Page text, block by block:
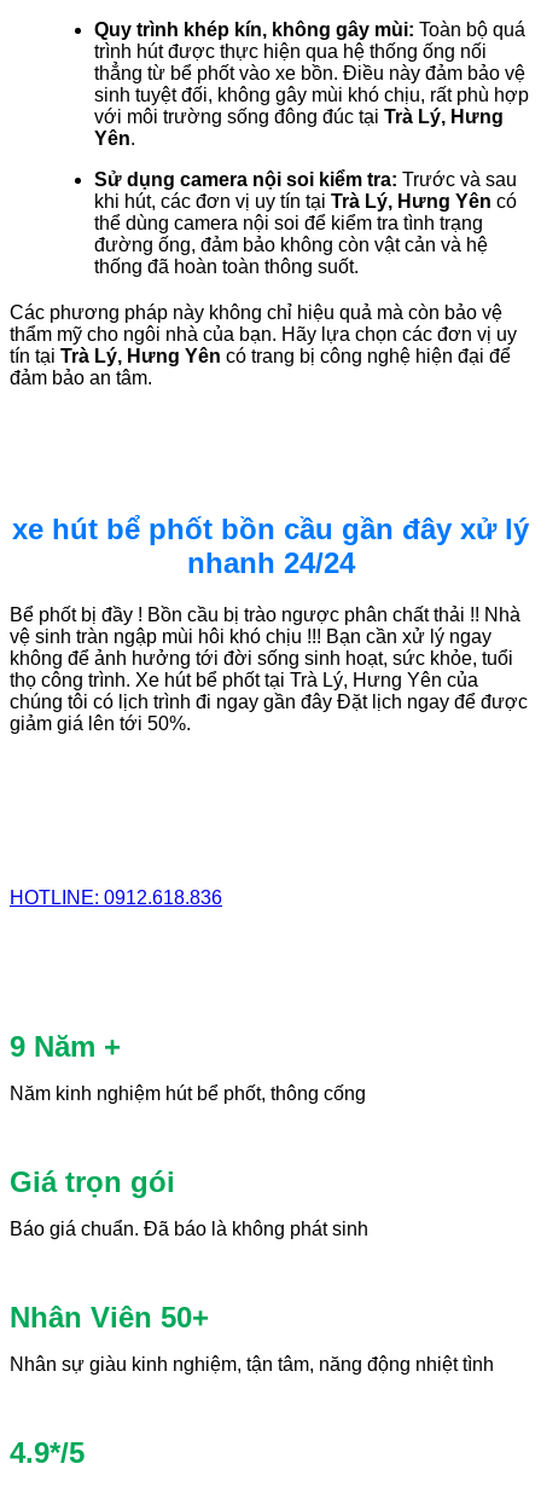
Quy trình khép kín, không gây mùi: Toàn bộ quá
trình hút được thực hiện qua hệ thống ống nối
thẳng từ bể phốt vào xe bồn. Điều này đảm bảo vệ
sinh tuyệt đối, không gây mùi khó chịu, rất phù hợp
với môi trường sống đông đúc tại Trà Lý, Hưng
Yên.
Sử dụng camera nội soi kiểm tra: Trước và sau
khi hút, các đơn vị uy tín tại Trà Lý, Hưng Yên có
thể dùng camera nội soi để kiểm tra tình trạng
đường ống, đảm bảo không còn vật cản và hệ
thống đã hoàn toàn thông suốt.
Các phương pháp này không chỉ hiệu quả mà còn bảo vệ
thẩm mỹ cho ngôi nhà của bạn. Hãy lựa chọn các đơn vị uy
tín tại Trà Lý, Hưng Yên có trang bị công nghệ hiện đại để
đảm bảo an tâm.
xe hút bể phốt bồn cầu gần đây xử lý
nhanh 24/24
Bể phốt bị đầy ! Bồn cầu bị trào ngược phân chất thải !! Nhà
vệ sinh tràn ngập mùi hôi khó chịu !!! Bạn cần xử lý ngay
không để ảnh hưởng tới đời sống sinh hoạt, sức khỏe, tuổi
thọ công trình. Xe hút bể phốt tại Trà Lý, Hưng Yên của
chúng tôi có lịch trình đi ngay gần đây Đặt lịch ngay để được
giảm giá lên tới 50%.
HOTLINE: 0912.618.836
9 Năm +
Năm kinh nghiệm hút bể phốt, thông cống
Giá trọn gói
Báo giá chuẩn. Đã báo là không phát sinh
Nhân Viên 50+
Nhân sự giàu kinh nghiệm, tận tâm, năng động nhiệt tình
4.9*/5